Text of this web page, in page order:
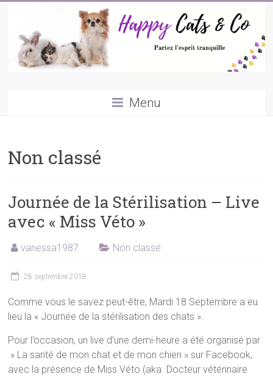
Happycatsandco
je
petits
animaux
durant
votre
lapins,
oiseaux,
etc…
Menu
Non classé
Journée de la Stérilisation – Live
avec « Miss Véto »
vanessa1987 Non classé
28 septembre 2018
Comme vous le savez peut-être, Mardi 18 Septembre a eu
lieu la « Journée de la stérilisation des chats ».
Pour l’occasion, un live d’une demi-heure a été organisé par
» La santé de mon chat et de mon chien » sur Facebook,
avec la présence de Miss Véto (aka. Docteur vétérinaire